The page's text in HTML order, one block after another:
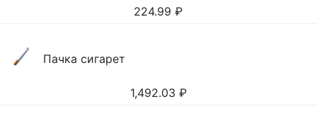
224.99 ₽
Пачка сигарет
1,492.03 ₽